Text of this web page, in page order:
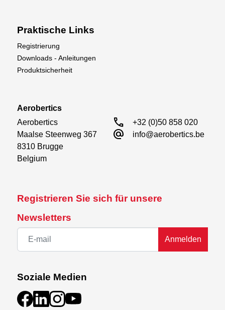
Registrieren Sie sich für unsere
Newsletters
Anmelden
Soziale Medien
Praktische Links
Registrierung
Downloads - Anleitungen
Produktsicherheit
Aerobertics
Aerobertics
Maalse Steenweg 367
8310 Brugge
Belgium
call +32 (0)50 858 020
alternate_email info@aerobertics.be